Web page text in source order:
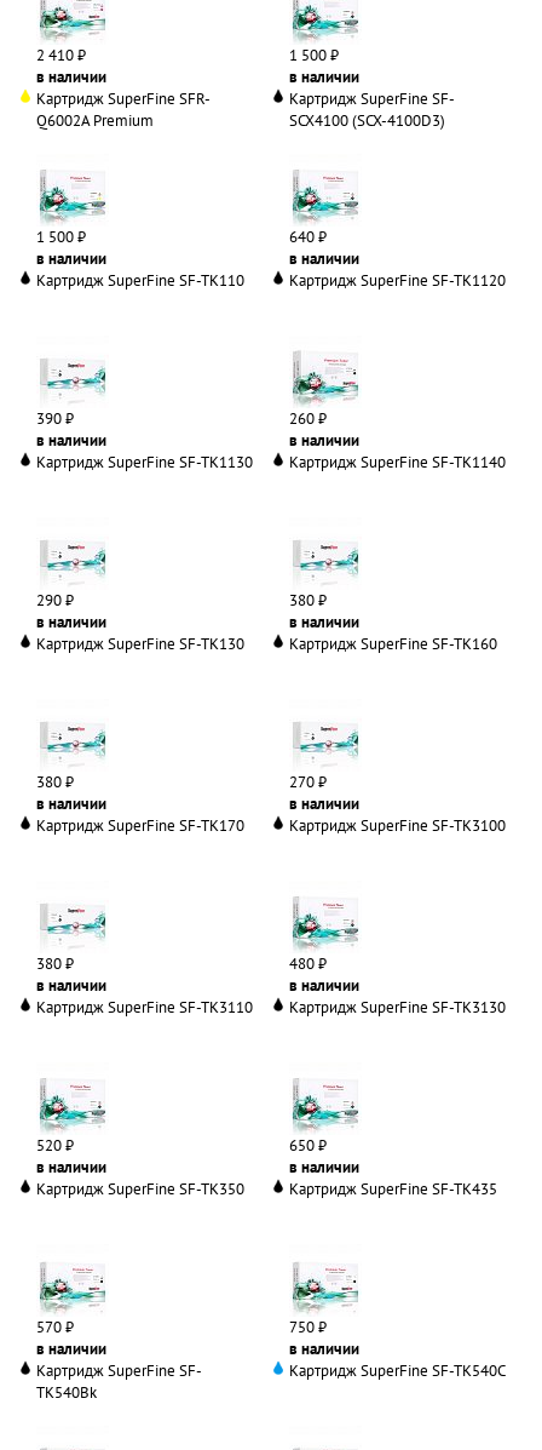
2 410 ₽
в наличии
1 500 ₽
в наличии
Картридж SuperFine SFR-
Q6002A Premium
1 500 ₽
в наличии
Картридж SuperFine SF-
SCX4100 (SCX-4100D3)
640 ₽
в наличии
Картридж SuperFine SF-TK110
390 ₽
в наличии
Картридж SuperFine SF-TK1120
260 ₽
в наличии
Картридж SuperFine SF-TK1130
290 ₽
в наличии
Картридж SuperFine SF-TK1140
380 ₽
в наличии
Картридж SuperFine SF-TK130
380 ₽
в наличии
Картридж SuperFine SF-TK160
270 ₽
в наличии
Картридж SuperFine SF-TK170
380 ₽
в наличии
Картридж SuperFine SF-TK3100
480 ₽
в наличии
Картридж SuperFine SF-TK3110
520 ₽
в наличии
Картридж SuperFine SF-TK3130
650 ₽
в наличии
Картридж SuperFine SF-TK350
570 ₽
в наличии
Картридж SuperFine SF-TK435
750 ₽
в наличии
Картридж SuperFine SF-
TK540Bk
Картридж SuperFine SF-TK540C